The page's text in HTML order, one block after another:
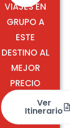
VIAJES EN
GRUPO A
ESTE
DESTINO AL
MEJOR
PRECIO
Ver
Itinerario